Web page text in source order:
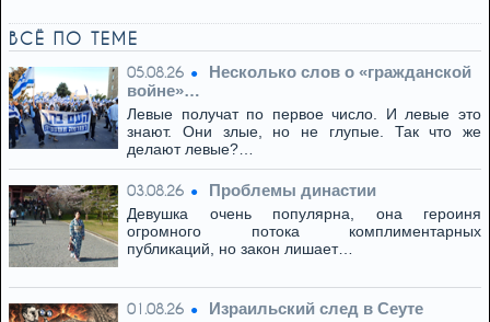
ВСЁ ПО ТЕМЕ
05.08.26
Несколько слов о «гражданской
войне»…
Левые получат по первое число. И левые это
знают. Они злые, но не глупые. Так что же
делают левые?…
03.08.26 Проблемы династии
Девушка очень популярна, она героиня
огромного потока комплиментарных
публикаций, но закон лишает…
01.08.26 Израильский след в Сеуте